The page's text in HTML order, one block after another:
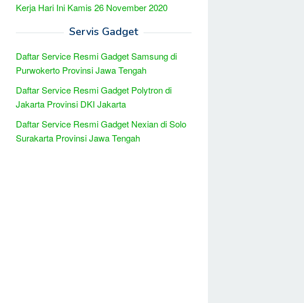
Kerja Hari Ini Kamis 26 November 2020
Servis Gadget
Daftar Service Resmi Gadget Samsung di
Purwokerto Provinsi Jawa Tengah
Daftar Service Resmi Gadget Polytron di
Jakarta Provinsi DKI Jakarta
Daftar Service Resmi Gadget Nexian di Solo
Surakarta Provinsi Jawa Tengah